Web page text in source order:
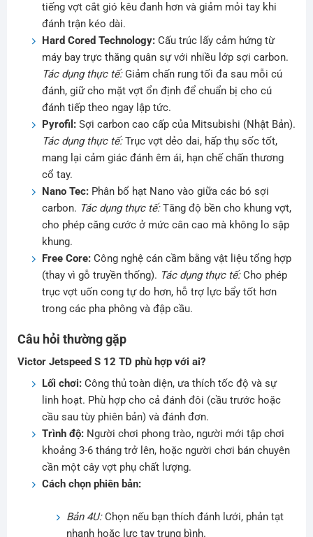
tiếng vợt cắt gió kêu đanh hơn và giảm mỏi tay khi
đánh trận kéo dài.
Hard Cored Technology:Cấu trúc lấy cảm hứng từ
máy bay trực thăng quân sự với nhiều lớp sợi carbon.
Tác dụng thực tế:Giảm chấn rung tối đa sau mỗi cú
đánh, giữ cho mặt vợt ổn định để chuẩn bị cho cú
đánh tiếp theo ngay lập tức.
Pyrofil:Sợi carbon cao cấp của Mitsubishi (Nhật Bản).
Tác dụng thực tế:Trục vợt dẻo dai, hấp thụ sốc tốt,
mang lại cảm giác đánh êm ái, hạn chế chấn thương
cổ tay.
Nano Tec:Phân bổ hạt Nano vào giữa các bó sợi
carbon. Tác dụng thực tế:Tăng độ bền cho khung vợt,
cho phép căng cước ở mức cân cao mà không lo sập
khung.
Free Core:Công nghệ cán cầm bằng vật liệu tổng hợp
(thay vì gỗ truyền thống). Tác dụng thực tế:Cho phép
trục vợt uốn cong tự do hơn, hỗ trợ lực bẩy tốt hơn
trong các pha phông và đập cầu.
Câu hỏi thường gặp
Victor Jetspeed S 12 TD phù hợp với ai?
Lối chơi:Công thủ toàn diện, ưa thích tốc độ và sự
linh hoạt. Phù hợp cho cả đánh đôi (cầu trước hoặc
cầu sau tùy phiên bản) và đánh đơn.
Trình độ:Người chơi phong trào, người mới tập chơi
khoảng 3-6 tháng trở lên, hoặc người chơi bán chuyên
cần một cây vợt phụ chất lượng.
Cách chọn phiên bản:
Bản 4U:Chọn nếu bạn thích đánh lưới, phản tạt
nhanh hoặc lực tay trung bình.